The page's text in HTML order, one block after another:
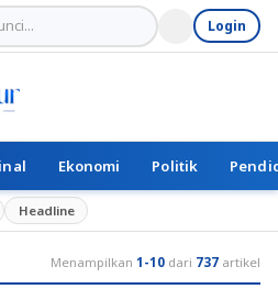
Login
Ekonomi Politik
Headline
Menampilkan 1-10 dari 737 artikel